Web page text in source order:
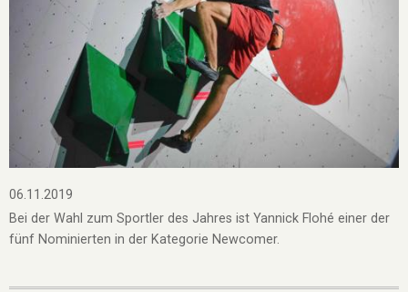
06.11.2019
Bei der Wahl zum Sportler des Jahres ist Yannick Flohé einer der
fünf Nominierten in der Kategorie Newcomer.